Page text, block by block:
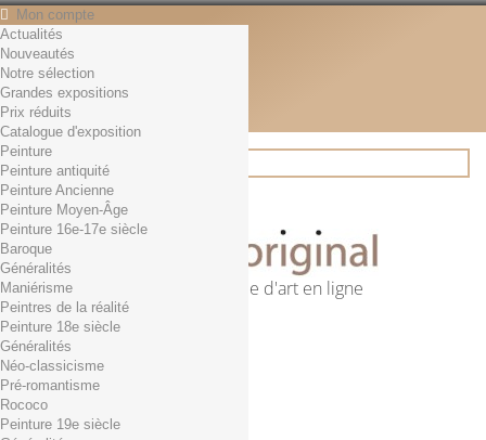
Mon compte
Contact
Français
English
Français
Actualités
Rechercher
Première librairie d'art en ligne
Panier (vide)
Aucun produit
0,01€ dès 29€ d'achat
0,00 € Total
Commander
Actualités
Nouveautés
Notre sélection
Grandes expositions
Prix réduits
Catalogue d'exposition
Peinture
Peinture antiquité
Peinture Ancienne
Peinture Moyen-Âge
Peinture 16e-17e siècle
Baroque
Généralités
Maniérisme
Peintres de la réalité
Peinture 18e siècle
Généralités
Néo-classicisme
Pré-romantisme
Rococo
Peinture 19e siècle